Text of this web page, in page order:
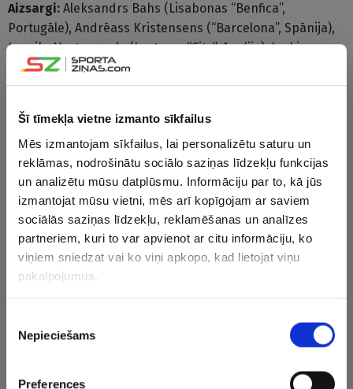
Šī tīmekļa vietne izmanto sīkfailus
Mēs izmantojam sīkfailus, lai personalizētu saturu un
reklāmas, nodrošinātu sociālo saziņas līdzekļu funkcijas
un analizētu mūsu datplūsmu. Informāciju par to, kā jūs
izmantojat mūsu vietni, mēs arī kopīgojam ar saviem
sociālās saziņas līdzekļu, reklamēšanas un analīzes
partneriem, kuri to var apvienot ar citu informāciju, ko
viņiem sniedzat vai ko viņi apkopo, kad lietojat viņu
pakalpojumus.
izvēle
Nepieciešams
Preferences
Aizsargi: Aleksandrs Bahs (Lisabonas “Benfica”,
Portugāle), Andrēass Kristensens (“Barcelona”, Spānija),
Janniks Vestergords (Lesteras “City”, Anglija), Joakims
Andersens (Londonas “Crystal Palace”, Anglija), Joakims
Mēle (“Wolfsburg”, Vācija), Rasmuss Nisens Kristensens
Viktors Kristiansens (“Bologna”, Itālija), Viktors Nelsons
(Stambulas “Galatasaray”, Turcija);
Pussargi:Kristians Ēriksens (Mančestras “United”,
Anglija), Matīass Jensens, Kristians Nergords, Mikels
Damsgords (visi – “Brentford”, Anglija), Mortens
Hjulmands (Lisabonas “Benfica”, Dānija), Pjērs Emīls
Hojbjergs (Totenhemas “Hotspur”, Anglija), Tomass
Delanijs (“Anderlecht”, Beļģija);
Anderss Dreijers, Kaspers Dolbergs (abi
-“Anderlecht”, Beļģija), Andrēass Skovs Olsens (“Club
Anglija), Jonass Olders Vinds (“Wolfsburg”, Vācija),